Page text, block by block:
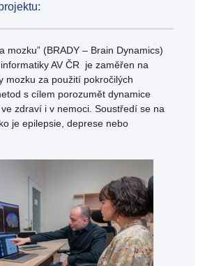
mozku” (BRADY – Brain Dynamics)
AV ČR je zaměřen na
mozku za použití pokročilých
s cílem porozumět dynamice
zdraví i v nemoci. Soustředí se na
je epilepsie, deprese nebo